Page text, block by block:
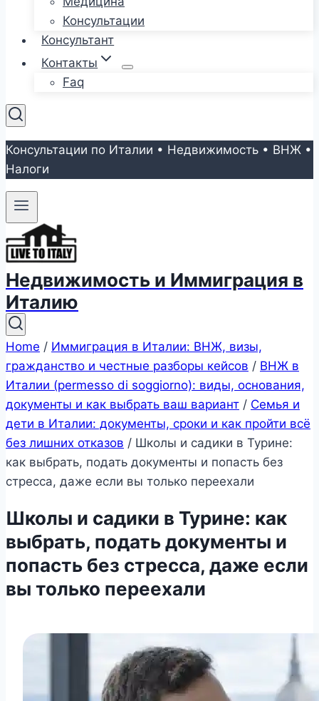
Консультации
Консультант
Контакты
Faq
Консультации по Италии • Недвижимость • ВНЖ •
Налоги
Недвижимость и Иммиграция в
Италию
Home / Иммиграция в Италии: ВНЖ, визы,
гражданство и честные разборы кейсов / ВНЖ в
Италии (permesso di soggiorno): виды, основания,
документы и как выбрать ваш вариант / Семья и
дети в Италии: документы, сроки и как пройти всё
без лишних отказов / Школы и садики в Турине:
как выбрать, подать документы и попасть без
стресса, даже если вы только переехали
Школы и садики в Турине: как
выбрать, подать документы и
попасть без стресса, даже если
вы только переехали